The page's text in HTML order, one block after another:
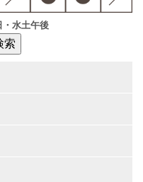
・水土午後